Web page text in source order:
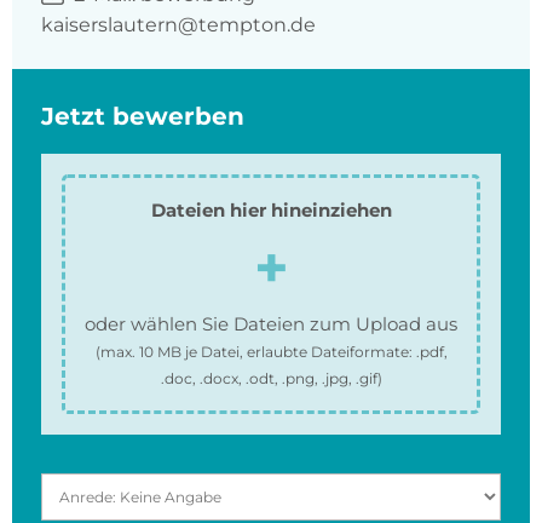
kaiserslautern@tempton.de
Jetzt bewerben
Dateien hier hineinziehen
oder wählen Sie Dateien zum Upload aus
(max. 10 MBje Datei, erlaubte Dateiformate: .pdf,
.doc, .docx, .odt, .png, .jpg, .gif)